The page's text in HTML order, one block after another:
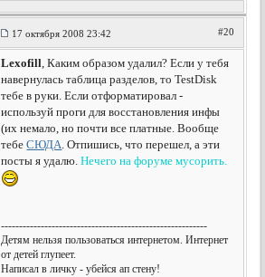
17 октября 2008 23:42 #20
Lexofill, Каким образом удалил? Если у тебя
навернулась таблица разделов, то TestDisk
тебе в руки. Если отформатировал -
используй проги для восстановления инфы
(их немало, но почти все платные. Вообще
тебеСЮДА. Отпишись, что перешел, а эти
посты я удалю. Нечего на форуме мусорить.
---------------------------------------------------------
Детям нельзя пользоваться интернетом. Интернет
от детей глупеет.
Написал в личку - убейся ап стену!